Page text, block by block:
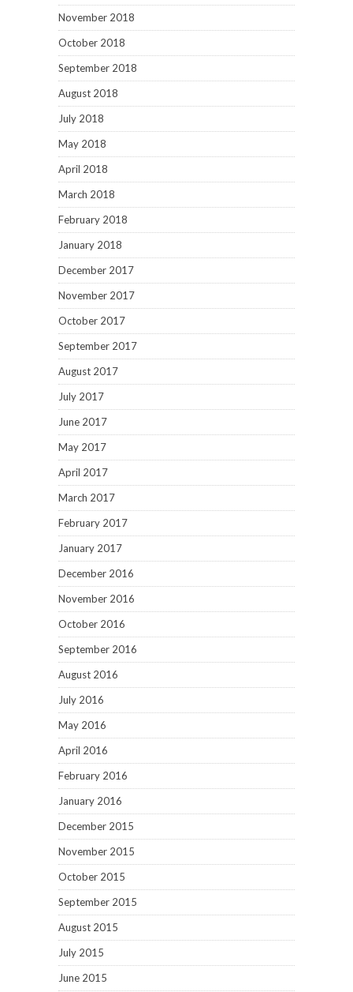
November 2018
October 2018
September 2018
August 2018
July 2018
May 2018
April 2018
March 2018
February 2018
January 2018
December 2017
November 2017
October 2017
September 2017
August 2017
July 2017
June 2017
May 2017
April 2017
March 2017
February 2017
January 2017
December 2016
November 2016
October 2016
September 2016
August 2016
July 2016
May 2016
April 2016
February 2016
January 2016
December 2015
November 2015
October 2015
September 2015
August 2015
July 2015
June 2015